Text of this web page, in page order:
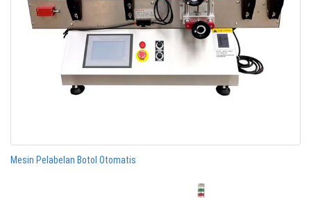
Mesin Pelabelan Botol Otomatis